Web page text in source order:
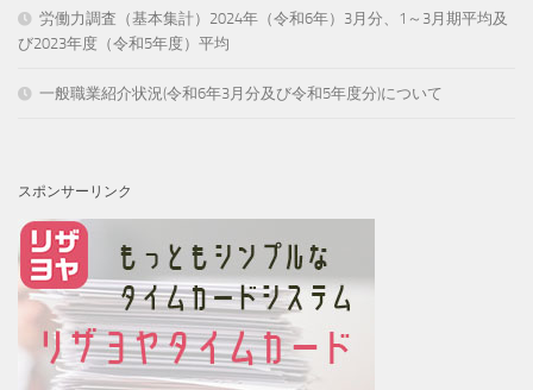
労働力調査（基本集計）2024年（令和6年）3月分、1～3月期平均及
び2023年度（令和5年度）平均
一般職業紹介状況(令和6年3月分及び令和5年度分)について
スポンサーリンク